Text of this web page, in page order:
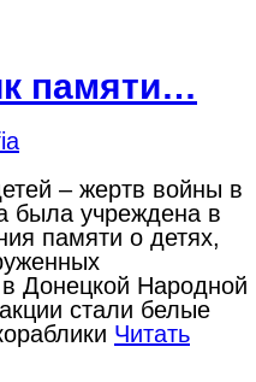
памяти…
– жертв войны в
была учреждена в
памяти о детях,
Донецкой Народной
стали белые
Читать